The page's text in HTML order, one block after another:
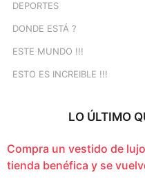
DEPORTES
DONDE ESTÁ ?
ESTE MUNDO !!!
ESTO ES INCREIBLE !!!
LO ÚLTIMO
Compra un vestido de
tienda benéfica y se